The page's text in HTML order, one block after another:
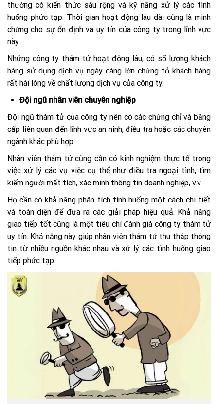
thường có kiến thức sâu rộng và kỹ năng xử lý các tình
huống phức tạp. Thời gian hoạt động lâu dài cũng là minh
chứng cho sự ổn định và uy tín của công ty trong lĩnh vực
này.
Những công ty thám tử hoạt động lâu, có số lượng khách
hàng sử dụng dịch vụ ngày càng lớn chứng tỏ khách hàng
rất hài lòng về chất lượng dịch vụ của công ty.
Đội ngũ nhân viên chuyên nghiệp
Đội ngũ thám tử của công ty nên có các chứng chỉ và bằng
cấp liên quan đến lĩnh vực an ninh, điều tra hoặc các chuyên
ngành khác phù hợp.
Nhân viên thám tử cũng cần có kinh nghiệm thực tế trong
việc xử lý các vụ việc cụ thể như điều tra ngoại tình, tìm
kiếm người mất tích, xác minh thông tin doanh nghiệp, v.v.
Họ cần có khả năng phân tích tình huống một cách chi tiết
và toàn diện để đưa ra các giải pháp hiệu quả. Khả năng
giao tiếp tốt cũng là một tiêu chí đánh giá công ty thám tử
uy tín. Khả năng này giúp nhân viên thám tử thu thập thông
tin từ nhiều nguồn khác nhau và xử lý các tình huống giao
tiếp phức tạp.